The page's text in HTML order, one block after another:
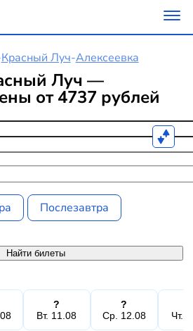
Красный Луч-Алексеевка
Луч —
от 4737 рублей
Послезавтра
Найти билеты
?
Вт. 11.08
?
Ср. 12.08
Чт.